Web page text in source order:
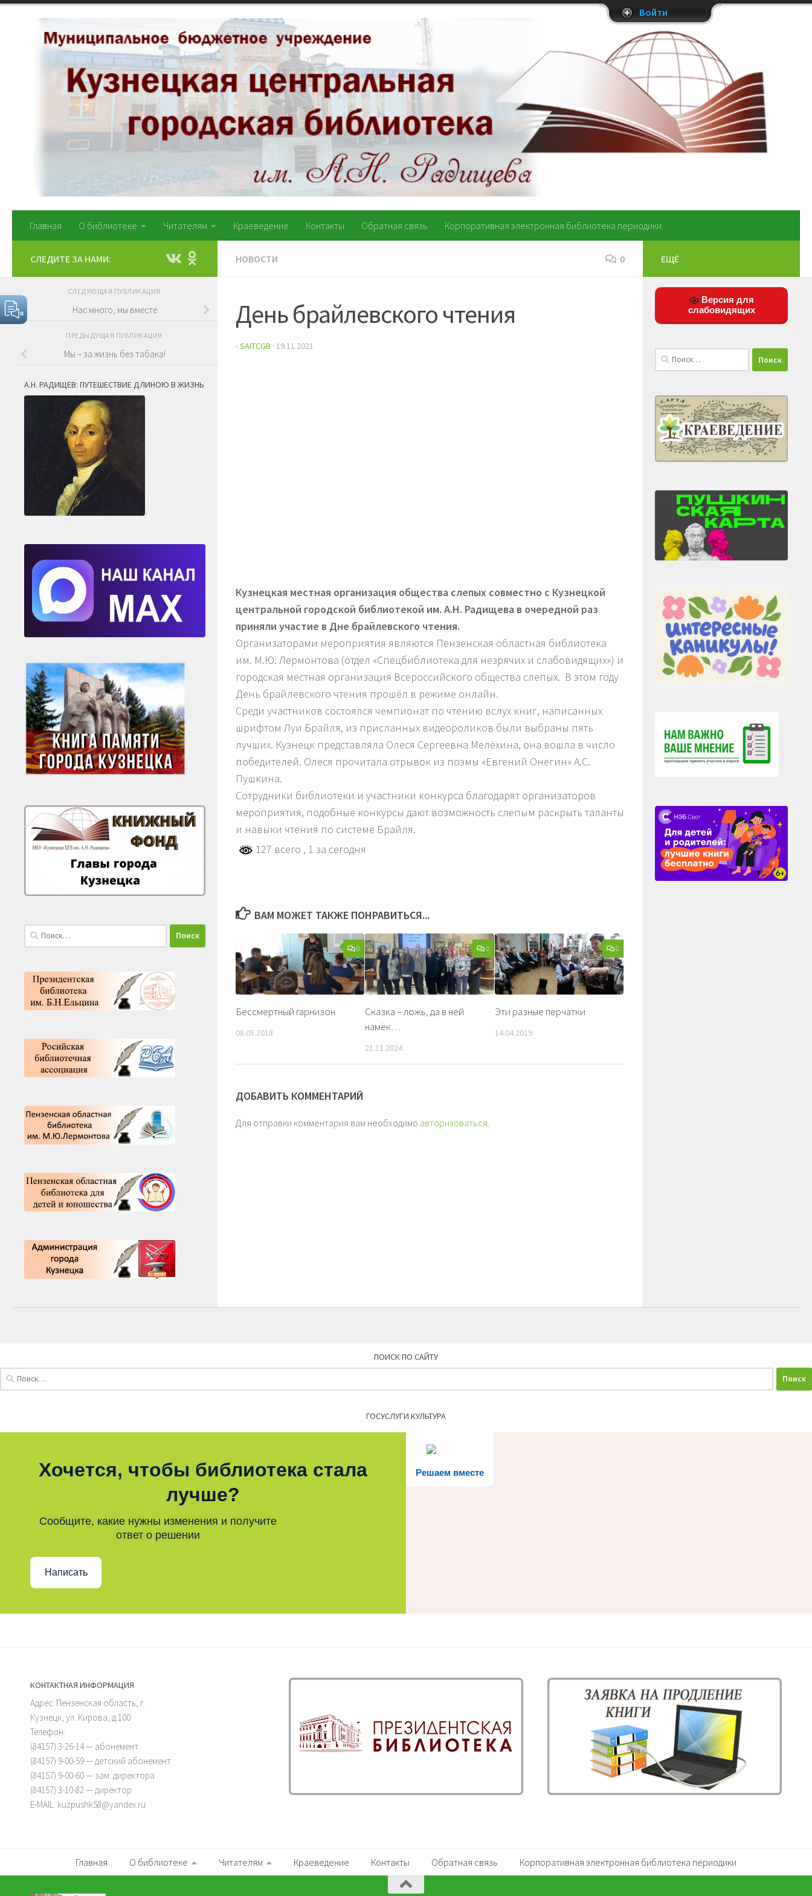
Перейти к содержимому
Главная О библиотеке Читателям Краеведение Контакты Обратная связь Корпоративная электронная библиотека периодики
НОВОСТИ 0
День брайлевского чтения
-SAITCGB · 19.11.2021
Кузнецкая местная организация общества слепых совместно с Кузнецкой
центральной городской библиотекой им. А.Н. Радищева в очередной раз
приняли участие в Дне брайлевского чтения.
Организаторами мероприятия являются Пензенская областная библиотека
им. М.Ю. Лермонтова (отдел «Спецбиблиотека для незрячих и слабовидящих») и
городская местная организация Всероссийского общества слепых. В этом году
День брайлевского чтения прошёл в режиме онлайн.
Среди участников состоялся чемпионат по чтению вслух книг, написанных
шрифтом Луи Брайля, из присланных видеороликов были выбраны пять
лучших. Кузнецк представляла Олеся Сергеевна Мелёхина, она вошла в число
победителей. Олеся прочитала отрывок из поэмы «Евгений Онегин» А.С.
Пушкина.
Сотрудники библиотеки и участники конкурса благодарят организаторов
мероприятия, подобные конкурсы дают возможность слепым раскрыть таланты
и навыки чтения по системе Брайля.
127 всего , 1 за сегодня
ВАМ МОЖЕТ ТАКЖЕ ПОНРАВИТЬСЯ...
0
Бессмертный гарнизон
08.05.2018
0
Сказка – ложь, да в ней
намёк…
21.11.2024
0
Эти разные перчатки
14.04.2019
ДОБАВИТЬ КОММЕНТАРИЙ
Для отправки комментария вам необходимо авторизоваться
СЛЕДИТЕ ЗА НАМИ:
СЛЕДУЮЩАЯ ПУБЛИКАЦИЯ
Нас много, мы вместе
ПРЕДЫДУЩАЯ ПУБЛИКАЦИЯ
Мы – за жизнь без табака!
А.Н. РАДИЩЕВ: ПУТЕШЕСТВИЕ ДЛИНОЮ В ЖИЗНЬ
Найти:
ЕЩЁ
Версия для
слабовидящих
Найти:
ПОИСК ПО САЙТУ
ГОСУСЛУГИ КУЛЬТУРА
Решаем вместе
Хочется, чтобы библиотека стала
лучше?
Сообщите, какие нужны изменения и получите
ответ о решении
Написать
КОНТАКТНАЯ ИНФОРМАЦИЯ
Адрес: Пензенская область, г.
Кузнецк, ул. Кирова, д.100
Телефон:
(84157) 3-26-14 — абонемент
(84157) 9-00-59 — детский абонемент
(84157) 9-00-60 — зам. директора
(84157) 3-10-82 — директор
E-MAIL: kuzpushk58@yandex.ru
Главная О библиотеке Читателям Краеведение Контакты Обратная связь Корпоративная электронная библиотека периодики
Войти